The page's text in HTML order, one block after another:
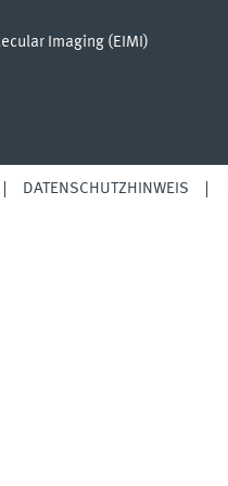
Imaging (EIMI)
DATENSCHUTZHINWEIS